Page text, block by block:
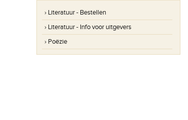
› Literatuur - Bestellen
› Literatuur - Info voor uitgevers
› Poëzie